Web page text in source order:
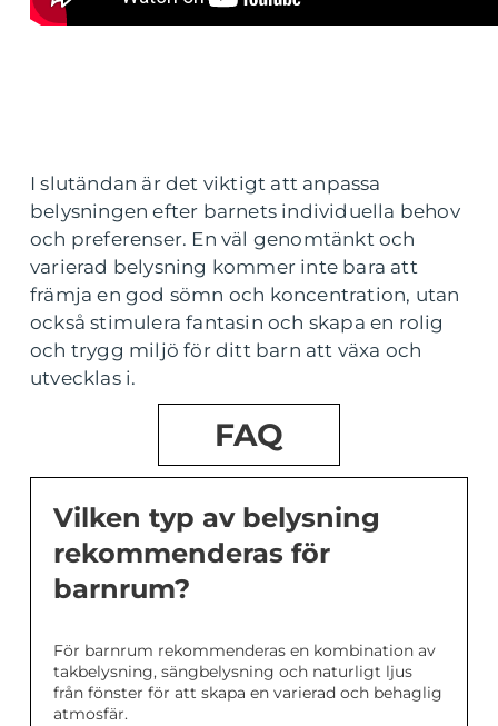
I slutändan är det viktigt att anpassa
belysningen efter barnets individuella behov
och preferenser. En väl genomtänkt och
varierad belysning kommer inte bara att
främja en god sömn och koncentration, utan
också stimulera fantasin och skapa en rolig
och trygg miljö för ditt barn att växa och
utvecklas i.
FAQ
Vilken typ av belysning
rekommenderas för
barnrum?
För barnrum rekommenderas en kombination av
takbelysning, sängbelysning och naturligt ljus
från fönster för att skapa en varierad och behaglig
atmosfär.